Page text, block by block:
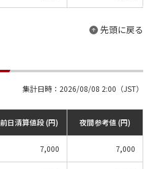
先頭に戻る
集計日時：2026/08/08 2:00（JST）
前日清算値段 (円) 夜間参考値 (円)
7,000 7,000